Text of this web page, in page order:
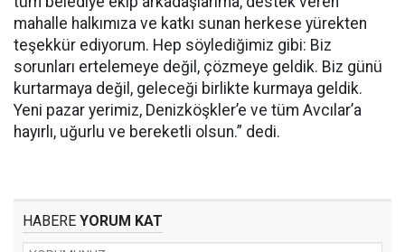
mahalle halkımıza ve katkı sunan herkese yürekten
teşekkür ediyorum. Hep söylediğimiz gibi: Biz
sorunları ertelemeye değil, çözmeye geldik. Biz günü
kurtarmaya değil, geleceği birlikte kurmaya geldik.
Yeni pazar yerimiz, Denizköşkler’e ve tüm Avcılar’a
hayırlı, uğurlu ve bereketli olsun.” dedi.
HABERE YORUM KAT